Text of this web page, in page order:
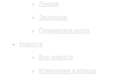
Лекции
Экскурсии
Пушкинская карта
Новости
Все новости
Изменения в афише